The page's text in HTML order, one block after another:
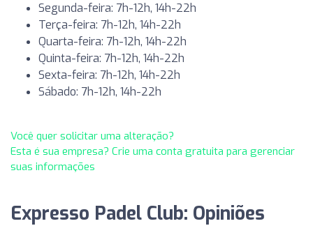
Segunda-feira: 7h-12h, 14h-22h
Terça-feira: 7h-12h, 14h-22h
Quarta-feira: 7h-12h, 14h-22h
Quinta-feira: 7h-12h, 14h-22h
Sexta-feira: 7h-12h, 14h-22h
Sábado: 7h-12h, 14h-22h
Você quer solicitar uma alteração?
Esta é sua empresa? Crie uma conta gratuita para gerenciar
suas informações
Expresso Padel Club: Opiniões